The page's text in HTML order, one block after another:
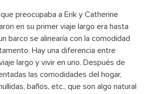
preocupaba a Erik y Catherine
en su primer viaje largo era hasta
barco se alinearía con la comodidad
Hay una diferencia entre
largo y vivir en uno. Después de
las comodidades del hogar,
baños, etc., que son algo natural